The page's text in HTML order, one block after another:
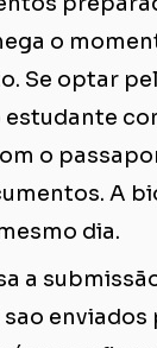
o
Se optar
estudante
o
A
dia.
a
enviados